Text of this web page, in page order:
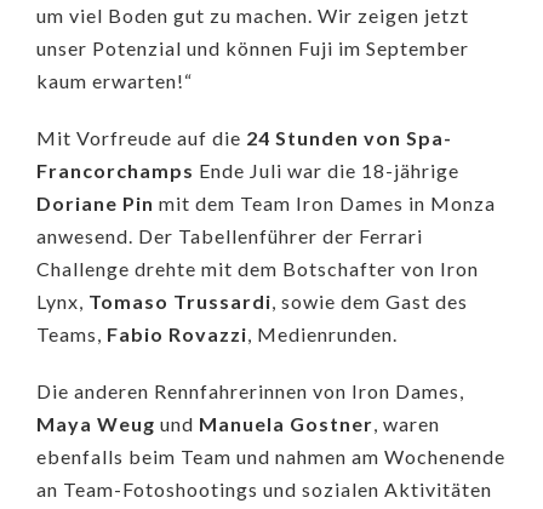
um viel Boden gut zu machen. Wir zeigen jetzt
unser Potenzial und können Fuji im September
kaum erwarten!“
Mit Vorfreude auf die 24 Stunden von Spa-
Francorchamps Ende Juli war die 18-jährige
Doriane Pin mit dem Team Iron Dames in Monza
anwesend. Der Tabellenführer der Ferrari
Challenge drehte mit dem Botschafter von Iron
Lynx, Tomaso Trussardi, sowie dem Gast des
Teams, Fabio Rovazzi, Medienrunden.
Die anderen Rennfahrerinnen von Iron Dames,
Maya Weug und Manuela Gostner, waren
ebenfalls beim Team und nahmen am Wochenende
an Team-Fotoshootings und sozialen Aktivitäten